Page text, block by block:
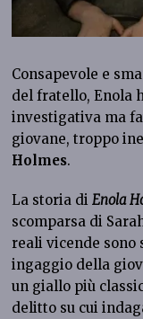
Consapevole e
del fratello, Enola
investigativa ma
giovane, troppo
Holmes.
La storia diEnola
scomparsa di
reali vicende
ingaggio della
un giallo più
delitto su cui